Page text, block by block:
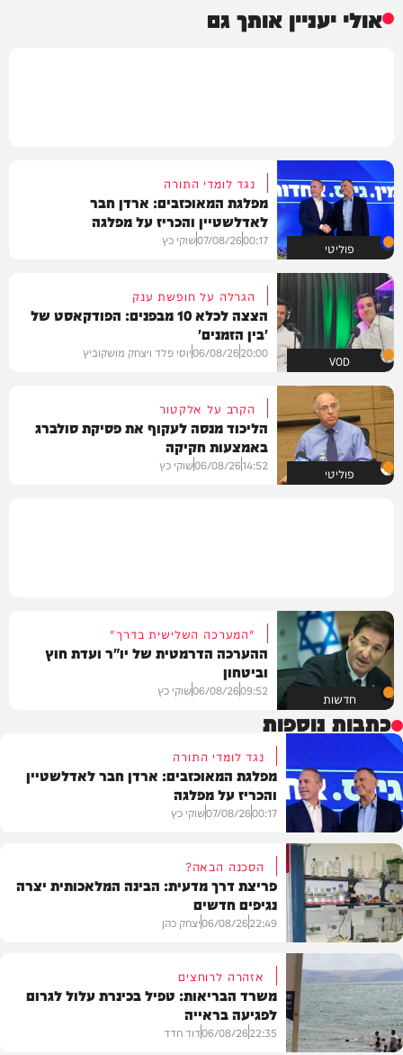
אולי יעניין אותך גם
פוליטי
נגד לומדי התורה
מפלגת המאוכזבים: ארדן חבר
לאדלשטיין והכריז על מפלגה
00:17
07/08/26שוקי כץ
VOD
הגרלה על חופשת ענק
הצצה לכלא 10 מבפנים: הפודקאסט של
'בין הזמנים'
20:00
06/08/26יוסי פלד ויצחק מושקוביץ
פוליטי
הקרב על אלקטור
הליכוד מנסה לעקוף את פסיקת סולברג
באמצעות חקיקה
14:52
06/08/26שוקי כץ
חדשות
"המערכה השלישית בדרך"
ההערכה הדרמטית של יו"ר ועדת חוץ
וביטחון
09:52
06/08/26שוקי כץ
כתבות נוספות
פוליטי
נגד לומדי התורה
מפלגת המאוכזבים: ארדן חבר לאדלשטיין
והכריז על מפלגה
00:17
07/08/26שוקי כץ
בריאות
הסכנה הבאה?
פריצת דרך מדעית: הבינה המלאכותית יצרה
נגיפים חדשים
22:49
06/08/26יצחק כהן
אזהרה לרוחצים
משרד הבריאות: טפיל בכינרת עלול לגרום
לפגיעה בראייה
22:35
06/08/26דוד חדד